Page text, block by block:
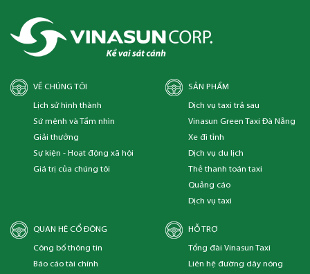
VỀ CHÚNG TÔI
Lịch sử hình thành
Sứ mệnh và Tầm nhìn
Giải thưởng
Sự kiện - Hoạt động xã hội
Giá trị của chúng tôi
SẢN PHẨM
Dịch vụ taxi trả sau
Vinasun Green Taxi Đà Nẵng
Xe đi tỉnh
Dịch vụ du lịch
Thẻ thanh toán taxi
Quảng cáo
Dịch vụ taxi
QUAN HỆ CỔ ĐÔNG
Công bố thông tin
Báo cáo tài chính
HỖ TRỢ
Tổng đài Vinasun Taxi
Liên hệ đường dây nóng